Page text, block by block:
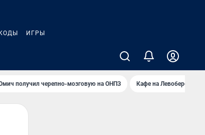
ИГРЫ
получил черепно-мозговую на ОНПЗ Кафе на Левобережье